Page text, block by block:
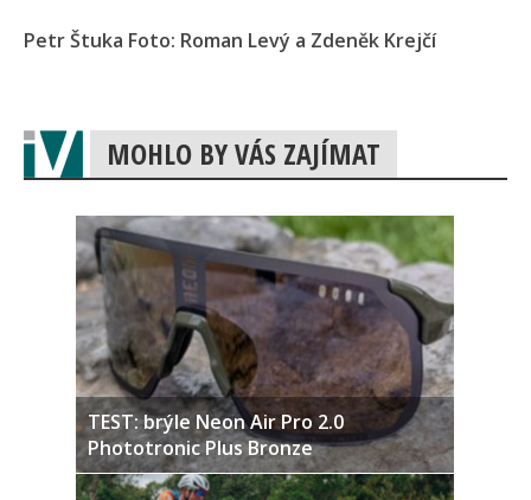
Petr Štuka Foto: Roman Levý a Zdeněk Krejčí
MOHLO BY VÁS ZAJÍMAT
TEST: brýle Neon Air Pro 2.0
Phototronic Plus Bronze